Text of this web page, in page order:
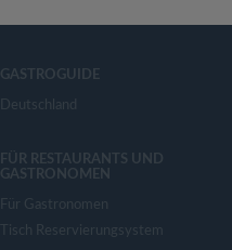
GASTROGUIDE
Deutschland
FÜR RESTAURANTS UND
GASTRONOMEN
Für Gastronomen
Tisch Reservierungsystem